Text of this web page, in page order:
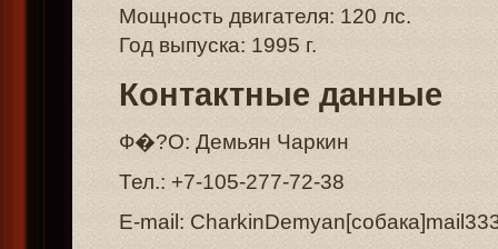
Мощность двигателя: 120 лс.
Год выпуска: 1995 г.
Контактные данные
Ф�?О: Демьян Чаркин
Тел.: +7-105-277-72-38
E-mail: